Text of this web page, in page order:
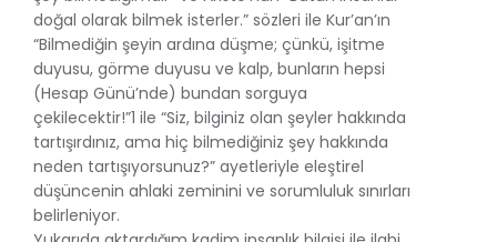
doğal olarak bilmek isterler.” sözleri ile Kur’an’ın
“Bilmediğin şeyin ardına düşme; çünkü, işitme
duyusu, görme duyusu ve kalp, bunların hepsi
(Hesap Günü’nde) bundan sorguya
çekilecektir!”1 ile “Siz, bilginiz olan şeyler hakkında
tartışırdınız, ama hiç bilmediğiniz şey hakkında
neden tartışıyorsunuz?” ayetleriyle eleştirel
düşüncenin ahlaki zeminini ve sorumluluk sınırları
belirleniyor.